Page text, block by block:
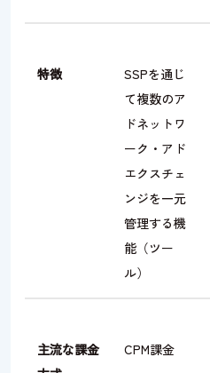
特徴
SSPを通じ
て複数のア
ドネットワ
ーク・アド
エクスチェ
ンジを一元
管理する機
能（ツー
ル）
主流な課金
CPM課金